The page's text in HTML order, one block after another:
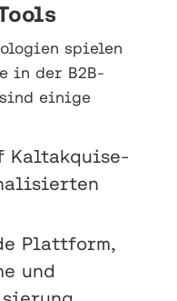
spielen
in der B2B-
einige
Kaltakquise-
Plattform,
und